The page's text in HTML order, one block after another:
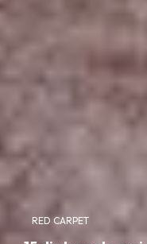
RED CARPET